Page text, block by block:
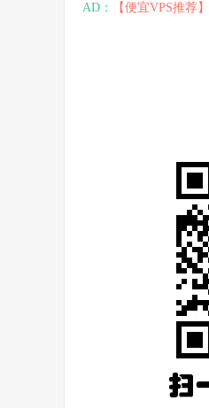
AD： 【便宜VPS推荐】